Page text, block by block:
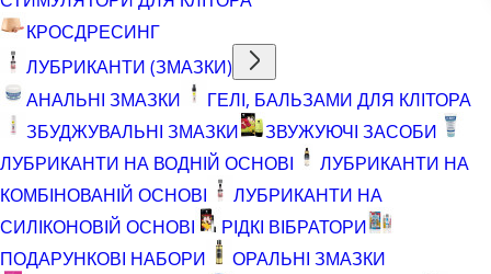
КРОСДРЕСИНГ
ЛУБРИКАНТИ (ЗМАЗКИ)
АНАЛЬНІ ЗМАЗКИ
ГЕЛІ, БАЛЬЗАМИ ДЛЯ КЛІТОРА
ЗБУДЖУВАЛЬНІ ЗМАЗКИ
ЗВУЖУЮЧІ ЗАСОБИ
ЛУБРИКАНТИ НА ВОДНІЙ ОСНОВІ
ЛУБРИКАНТИ НА
КОМБІНОВАНІЙ ОСНОВІ
ЛУБРИКАНТИ НА
СИЛІКОНОВІЙ ОСНОВІ
РІДКІ ВІБРАТОРИ
ПОДАРУНКОВІ НАБОРИ
ОРАЛЬНІ ЗМАЗКИ